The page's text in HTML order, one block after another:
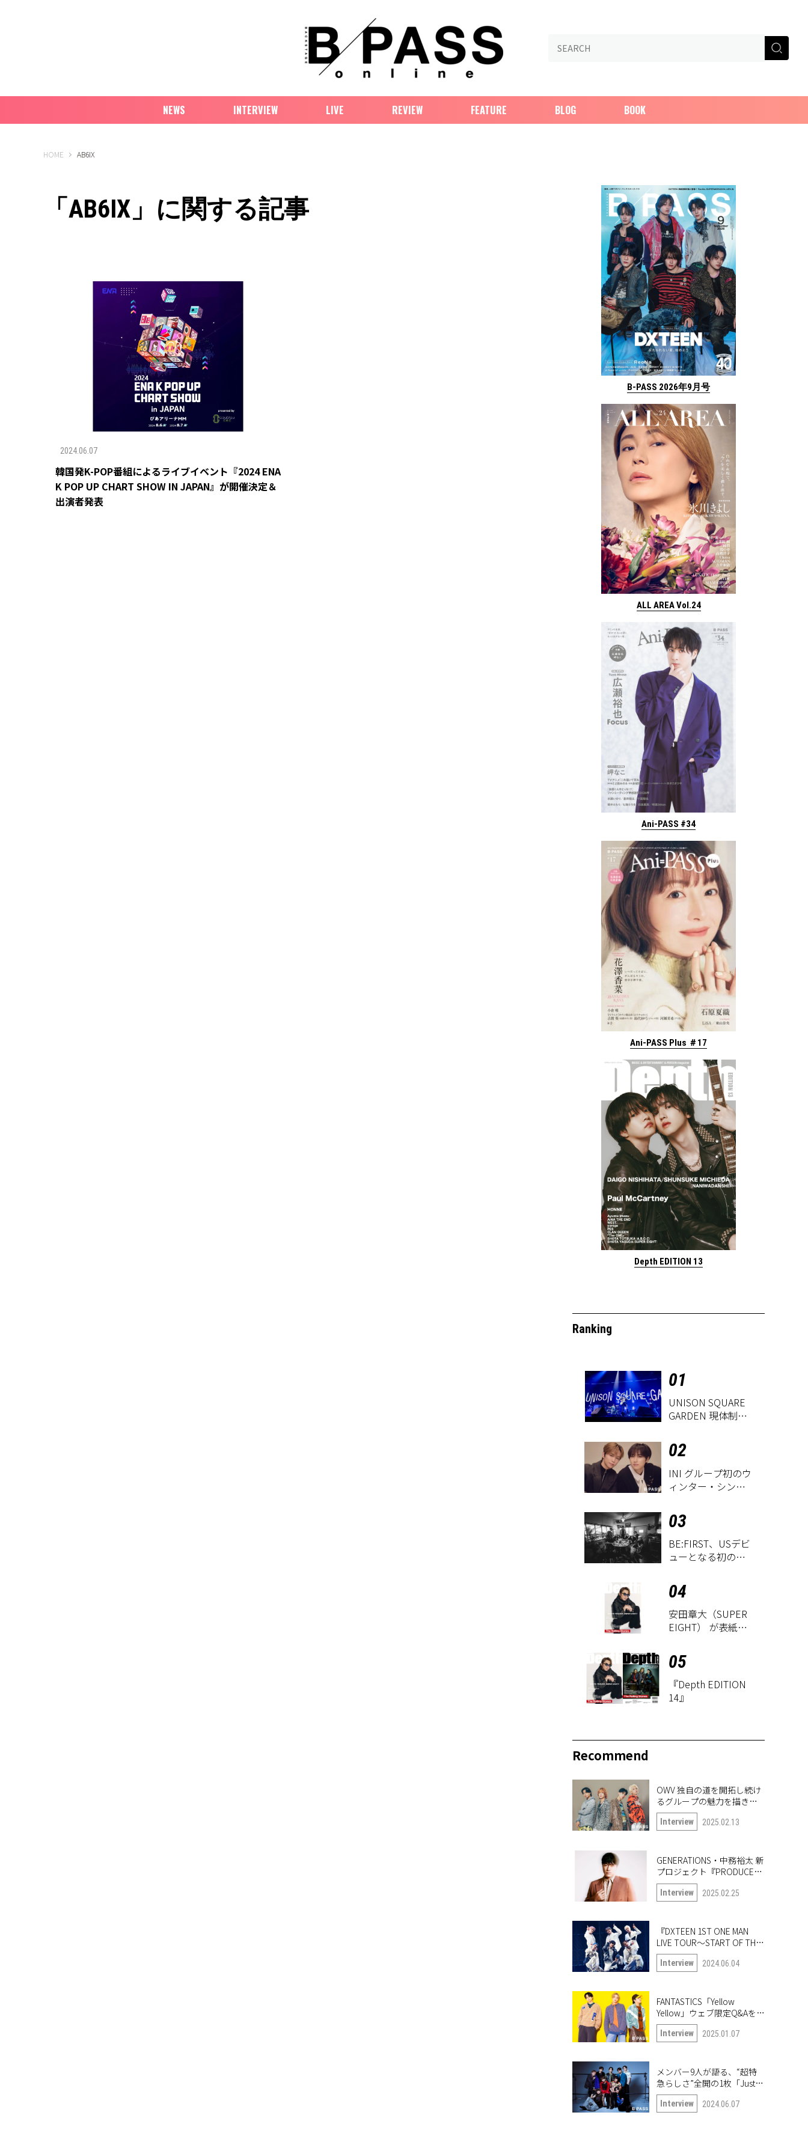
NEWS INTERVIEW LIVE REVIEW FEATURE BLOG BOOK
HOME B-PASS ONLINE
AB6IX
「AB6IX」に関する記事
2024.06.07
韓国発K-POP番組によるライブイベント『2024 ENA
K POP UP CHART SHOW IN JAPAN』が開催決定＆
出演者発表
B-PASS 2026年9月号
ALL AREA Vol.24
Ani-PASS #34
Ani-PASS Plus ＃17
Depth EDITION 13
Ranking
01
UNISON SQUARE
GARDEN 現体制ラ
『UNISON
SQUARE GARDEN
LIVE
2026「Sentimental
Period」』レポー
02
INI グループ初のウ
ィンター・シング
MAGIC」
03
BE:FIRST、USデビ
ューとなる初のグ
EP『WATCH ME』
が9月18日にリリー
ス決定！
04
安田章大（SUPER
EIGHT） が表紙に
EDITION 14』が8
月18日に発売
05
『Depth EDITION
14』
Recommend
OWV 独自の道を開拓し続け
るグループの魅力を描き出
したナンバー「Frontier」
Interview 2025.02.13
GENERATIONS・中務裕太 新
プロジェクト『PRODUCE
6IX COLORS』の第一弾楽曲
「True or Doubt」について
Interview 2025.02.25
『DXTEEN 1ST ONE MAN
LIVE TOUR〜START OF THE
QUEST〜』開幕！ ツアー中
の6人に突撃!!
Interview 2024.06.04
FANTASTICS「Yellow
Yellow」ウェブ限定Q&Aを公
開！
Interview 2025.01.07
メンバー9人が語る、“超特
急らしさ”全開の1枚「Just
like 超特急」
Interview 2024.06.07